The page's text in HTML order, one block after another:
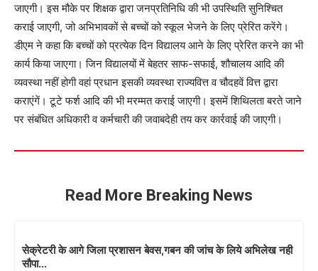
जाएगी। इस मौके पर शिक्षक द्वारा जनप्रतिनिधि की भी उपस्थिति सुनिश्चित
कराई जाएगी, जो अभिभावकों से बच्चों को स्कूल भेजने के लिए प्रेरित करेंगे।
डीएम ने कहा कि बच्चों को प्रत्येक दिन विद्यालय आने के लिए प्रेरित करने का भी
कार्य किया जाएगा। जिन विद्यालयों में बेहतर साफ-सफाई, शौचालय आदि की
व्यवस्था नहीं होगी वहां प्रधान इसकी व्यवस्था राज्यवित्त व चौदहवें वित्त द्वारा
कराएंगें। टूटे फर्श आदि की भी मरम्मत कराई जाएगी। इसमें शिथिलता बरते जाने
पर संबंधित अधिकारी व कर्मचारी की जवाबदेही तय कर कार्रवाई की जाएगी।
Read More Breaking News
सेक्रेटरी के आगे जिला प्रशासन बेवस,गबन की जांच के लिये अभिलेख नही
सौपा…